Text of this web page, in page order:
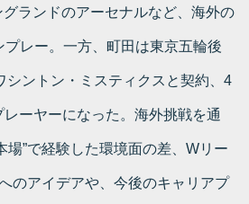
ランドのアーセナルなど、海外の
レー。一方、町田は東京五輪後
シントン・ミスティクスと契約、4
ーヤーになった。海外挑戦を通
場”で経験した環境面の差、Wリー
のアイデアや、今後のキャリアプ